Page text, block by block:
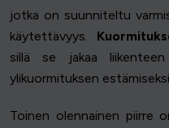
jotka on suunniteltu
käytettävyys.
sillä se jakaa liikenteen
ylikuormituksen
Toinen olennainen piirre